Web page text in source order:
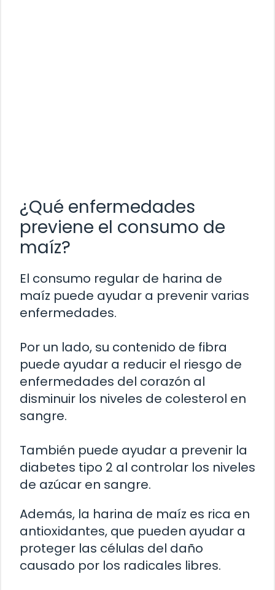
¿Qué enfermedades
previene el consumo de
maíz?
El consumo regular de harina de
maíz puede ayudar a prevenir varias
enfermedades.
Por un lado, su contenido de fibra
puede ayudar a reducir el riesgo de
enfermedades del corazón al
disminuir los niveles de colesterol en
sangre.
También puede ayudar a prevenir la
diabetes tipo 2 al controlar los niveles
de azúcar en sangre.
Además, la harina de maíz es rica en
antioxidantes, que pueden ayudar a
proteger las células del daño
causado por los radicales libres.